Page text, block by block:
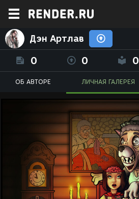
Дэн Артлав
0 0 0
ОБ АВТОРЕ ЛИЧНАЯ ГАЛЕРЕЯ